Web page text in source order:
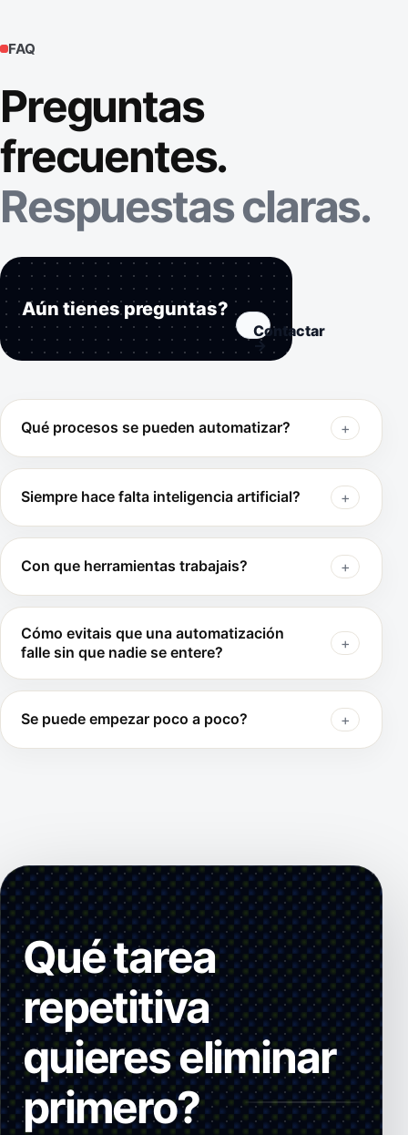
FAQ
Preguntas
frecuentes.
Respuestas claras.
Aún tienes preguntas?
Contactar
→
Qué procesos se pueden automatizar?
Siempre hace falta inteligencia artificial?
Con que herramientas trabajais?
Cómo evitais que una automatización
falle sin que nadie se entere?
Se puede empezar poco a poco?
Qué tarea
repetitiva
quieres eliminar
primero?